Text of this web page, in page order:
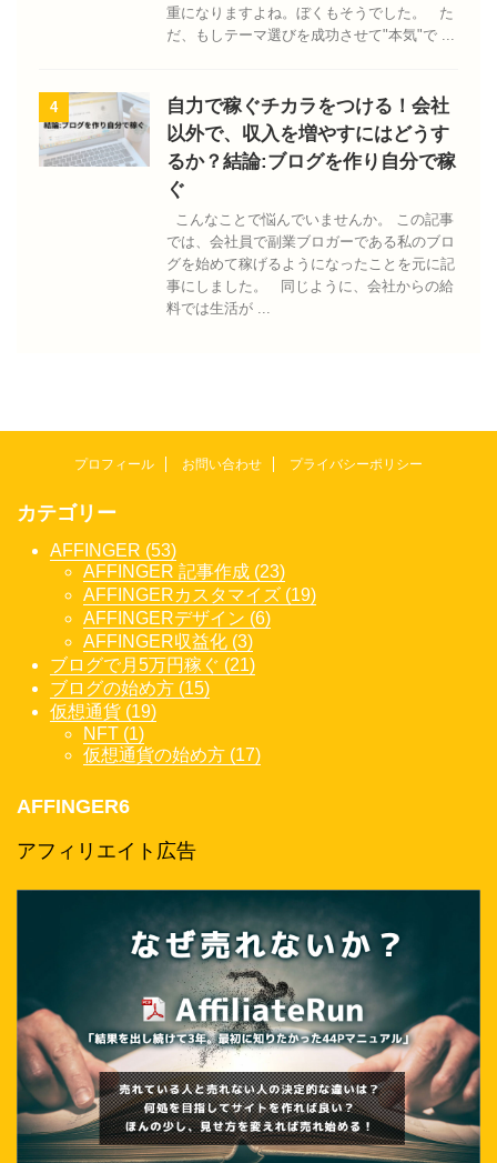
重になりますよね。ぼくもそうでした。 た
だ、もしテーマ選びを成功させて"本気"で ...
4
自力で稼ぐチカラをつける！会社
以外で、収入を増やすにはどうす
るか？結論:ブログを作り自分で稼
ぐ
こんなことで悩んでいませんか。 この記事
では、会社員で副業ブロガーである私のブロ
グを始めて稼げるようになったことを元に記
事にしました。 同じように、会社からの給
料では生活が ...
プロフィール お問い合わせ プライバシーポリシー
カテゴリー
AFFINGER (53)
AFFINGER 記事作成 (23)
AFFINGERカスタマイズ (19)
AFFINGERデザイン (6)
AFFINGER収益化 (3)
ブログで月5万円稼ぐ (21)
ブログの始め方 (15)
仮想通貨 (19)
NFT (1)
仮想通貨の始め方 (17)
AFFINGER6
アフィリエイト広告